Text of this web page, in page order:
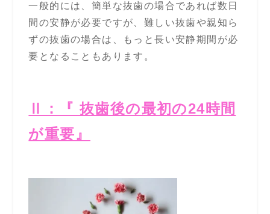
一般的には、 簡単な抜歯の場合であれば数日
間の安静が必要ですが、 難しい抜歯や親知ら
ずの抜歯の場合は、もっと長い安静期間が必
要となることもあります。
Ⅱ：『 抜歯後の最初の24時間
が重要』